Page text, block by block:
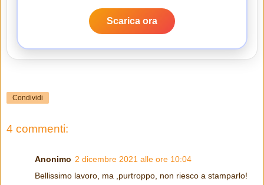
Scarica ora
Condividi
4 commenti:
Anonimo 2 dicembre 2021 alle ore 10:04
Bellissimo lavoro, ma ,purtroppo, non riesco a stamparlo!